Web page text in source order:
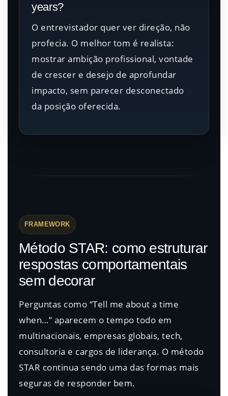
years?
O entrevistador quer ver direção, não
profecia. O melhor tom é realista:
mostrar ambição profissional, vontade
de crescer e desejo de aprofundar
impacto, sem parecer desconectado
da posição oferecida.
FRAMEWORK
Método STAR: como estruturar
respostas comportamentais
sem decorar
Perguntas como “Tell me about a time
when…” aparecem o tempo todo em
multinacionais, empresas globais, tech,
consultoria e cargos de liderança. O método
STAR continua sendo uma das formas mais
seguras de responder bem.